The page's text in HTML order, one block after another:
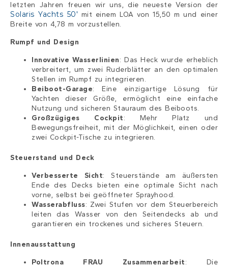
letzten Jahren freuen wir uns, die neueste Version der
Solaris Yachts 50′ mit einem LOA von 15,50 m und einer
Breite von 4,78 m vorzustellen.
Rumpf und Design
Innovative Wasserlinien: Das Heck wurde erheblich
verbreitert, um zwei Ruderblätter an den optimalen
Stellen im Rumpf zu integrieren.
Beiboot-Garage: Eine einzigartige Lösung für
Yachten dieser Größe, ermöglicht eine einfache
Nutzung und sicheren Stauraum des Beiboots.
Großzügiges Cockpit: Mehr Platz und
Bewegungsfreiheit, mit der Möglichkeit, einen oder
zwei Cockpit-Tische zu integrieren.
Steuerstand und Deck
Verbesserte Sicht: Steuerstände am äußersten
Ende des Decks bieten eine optimale Sicht nach
vorne, selbst bei geöffneter Sprayhood.
Wasserabfluss: Zwei Stufen vor dem Steuerbereich
leiten das Wasser von den Seitendecks ab und
garantieren ein trockenes und sicheres Steuern.
Innenausstattung
Poltrona FRAU Zusammenarbeit: Die